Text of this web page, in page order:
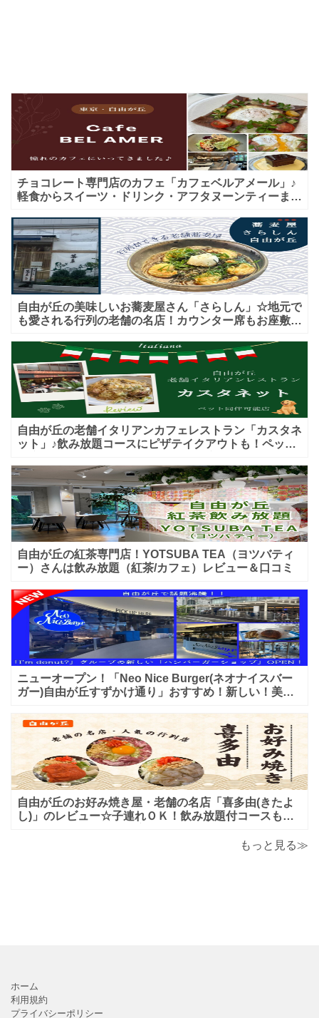
チョコレート専門店のカフェ「カフェベルアメール」♪
軽食からスイーツ・ドリンク・アフタヌーンティーまで
自由が丘の美味しいお蕎麦屋さん「さらしん」☆地元で
も愛される行列の老舗の名店！カウンター席もお座敷も
自由が丘の老舗イタリアンカフェレストラン「カスタネ
ット」♪飲み放題コースにピザテイクアウトも！ペット
自由が丘の紅茶専門店！YOTSUBA TEA（ヨツバティ
ー）さんは飲み放題（紅茶/カフェ）レビュー＆口コミ
ニューオープン！「Neo Nice Burger(ネオナイスバー
ガー)自由が丘すずかけ通り」おすすめ！新しい！美味
自由が丘のお好み焼き屋・老舗の名店「喜多由(きたよ
し)」のレビュー☆子連れＯＫ！飲み放題付コースも！
もっと見る≫
ホーム
利用規約
プライバシーポリシー